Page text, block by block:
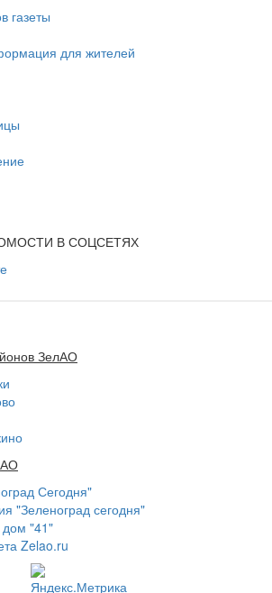
газеты
для жителей
В СОЦСЕТЯХ
ЗелАО
Сегодня"
"Зеленоград сегодня"
дом "41"
Zelao.ru